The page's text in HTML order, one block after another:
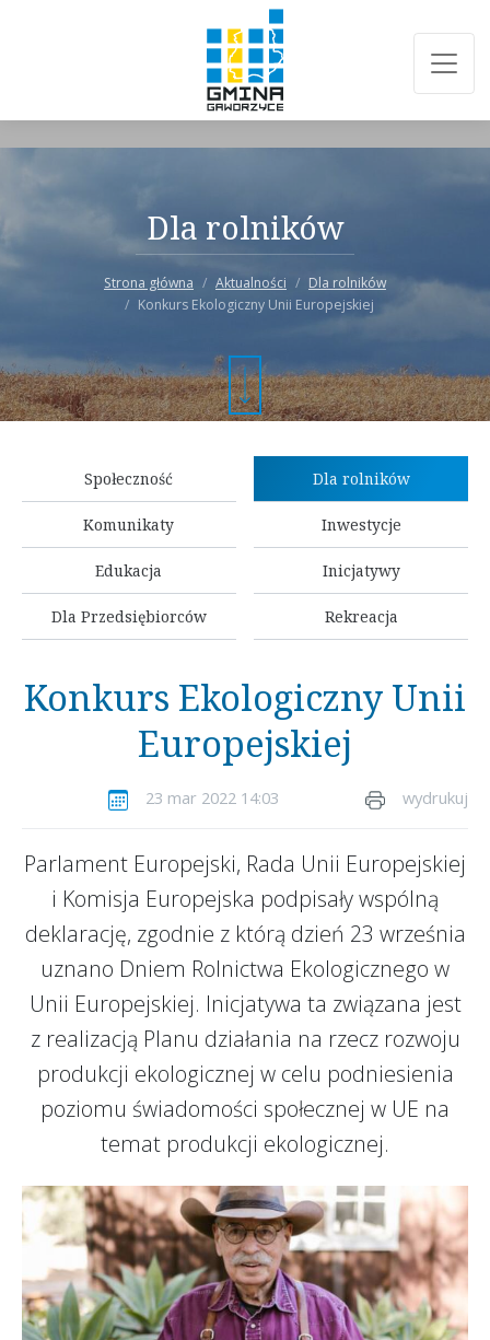
Dla rolników
Strona główna Aktualności
Dla rolników
Konkurs Ekologiczny Unii Europejskiej
Społeczność Dla rolników
Komunikaty Inwestycje
Edukacja Inicjatywy
Dla Przedsiębiorców Rekreacja
Konkurs Ekologiczny Unii
Europejskiej
23 mar 2022 14:03 wydrukuj
Parlament Europejski, Rada Unii Europejskiej
i Komisja Europejska podpisały wspólną
deklarację, zgodnie z którą dzień 23 września
uznano Dniem Rolnictwa Ekologicznego w
Unii Europejskiej. Inicjatywa ta związana jest
z realizacją Planu działania na rzecz rozwoju
produkcji ekologicznej w celu podniesienia
poziomu świadomości społecznej w UE na
temat produkcji ekologicznej.